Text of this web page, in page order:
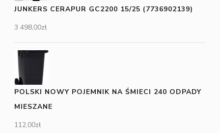
JUNKERS CERAPUR GC2200 15/25 (7736902139)
3 498,00zł
POLSKI NOWY POJEMNIK NA ŚMIECI 240 ODPADY
MIESZANE
112,00zł